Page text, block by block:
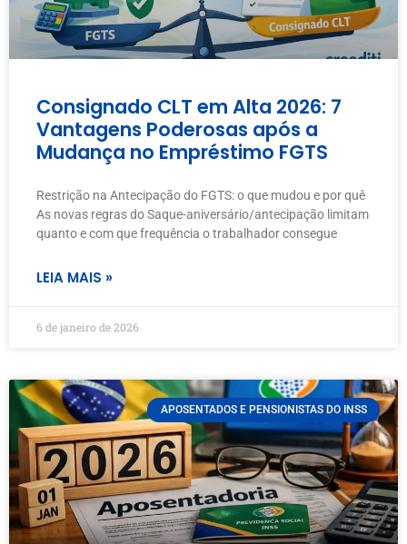
Consignado CLT em Alta 2026: 7
Vantagens Poderosas após a
Mudança no Empréstimo FGTS
Restrição na Antecipação do FGTS: o que mudou e por quê
As novas regras do Saque-aniversário/antecipação limitam
quanto e com que frequência o trabalhador consegue
LEIA MAIS »
6 de janeiro de 2026
APOSENTADOS E PENSIONISTAS DO INSS